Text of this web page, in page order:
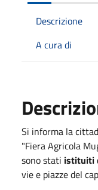
Descrizione
A cura di
Si informa la
"Fiera Agricola
sono stati istituiti
vie e piazze del